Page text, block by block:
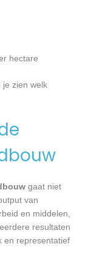
hectare
je zien welk
gaat niet
van
en middelen,
resultaten
en representatief